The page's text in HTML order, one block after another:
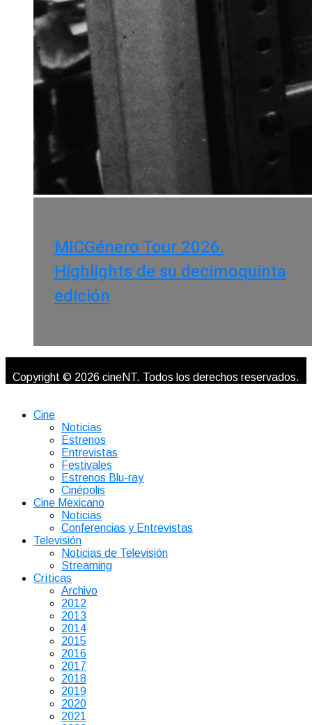
MICGénero Tour 2026.
Highlights de su decimoquinta
edición
Copyright © 2026 cineNT. Todos los derechos reservados.
Cine
Noticias
Estrenos
Entrevistas
Festivales
Estrenos Blu-ray
Cinépolis
Cine Mexicano
Noticias
Conferencias y Entrevistas
Televisión
Noticias de Televisión
Streaming
Críticas
Archivo
2012
2013
2014
2015
2016
2017
2018
2019
2020
2021